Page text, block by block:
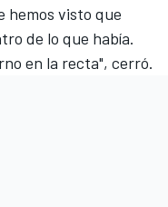
hemos visto que
de lo que había.
en la recta", cerró.